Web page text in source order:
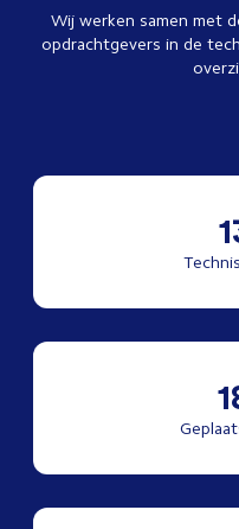
Wij werken samen met
opdrachtgevers in de